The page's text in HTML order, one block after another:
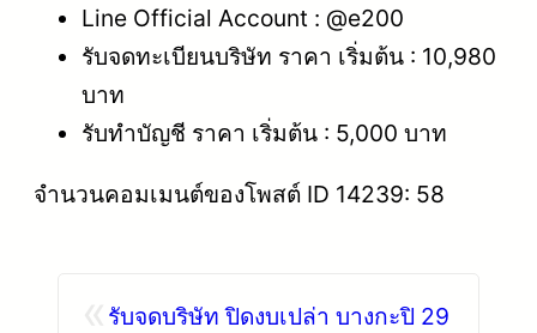
Line Official Account : @e200
รับจดทะเบียนบริษัท ราคา เริ่มต้น : 10,980
บาท
รับทำบัญชี ราคา เริ่มต้น : 5,000 บาท
จำนวนคอมเมนต์ของโพสต์ ID 14239: 58
รับจดบริษัท ปิดงบเปล่า บางกะปิ 29